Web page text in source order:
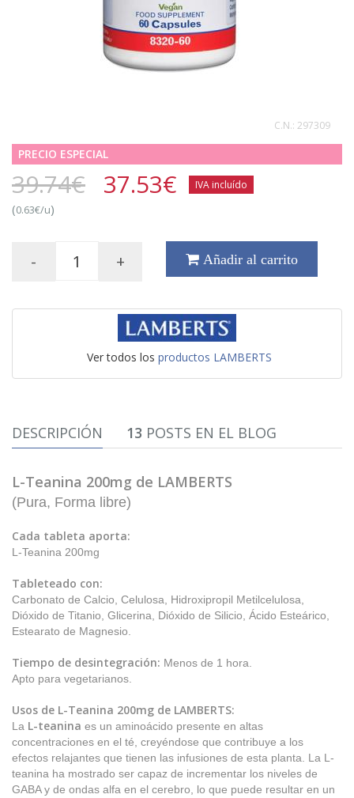
C.N.: 297309
PRECIO ESPECIAL
39.74€ 37.53€ IVA incluído
(0.63€/u)
- + Añadir al carrito
Ver todos los productos LAMBERTS
DESCRIPCIÓN 13 POSTS EN EL BLOG
L-Teanina 200mg de LAMBERTS
(Pura, Forma libre)
Cada tableta aporta:
L-Teanina 200mg
Tableteado con:
Carbonato de Calcio, Celulosa, Hidroxipropil Metilcelulosa,
Dióxido de Titanio, Glicerina, Dióxido de Silicio, Ácido Esteárico,
Estearato de Magnesio.
Tiempo de desintegración: Menos de 1 hora.
Apto para vegetarianos.
Usos de L-Teanina 200mg de LAMBERTS:
La L-teanina es un aminoácido presente en altas
concentraciones en el té, creyéndose que contribuye a los
efectos relajantes que tienen las infusiones de esta planta. La L-
teanina ha mostrado ser capaz de incrementar los niveles de
GABA y de ondas alfa en el cerebro, lo que puede resultar en un